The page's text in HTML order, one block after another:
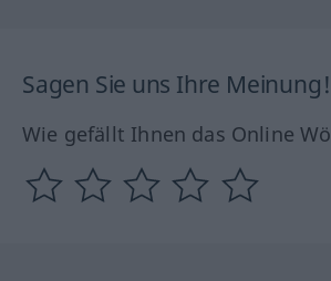
Sagen Sie uns Ihre Meinung!
Wie gefällt Ihnen das Online